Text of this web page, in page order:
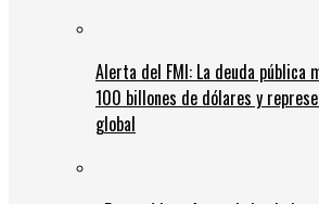
Alerta del FMI: La deuda pública
100 billones de dólares y
global